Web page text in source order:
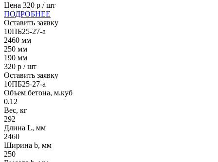
Цена 320 р / шт
ПОДРОБНЕЕ
Оставить заявку
10ПБ25-27-а
2460 мм
250 мм
190 мм
320 р / шт
Оставить заявку
10ПБ25-27-а
Объем бетона, м.куб
0.12
Вес, кг
292
Длина L, мм
2460
Ширина b, мм
250